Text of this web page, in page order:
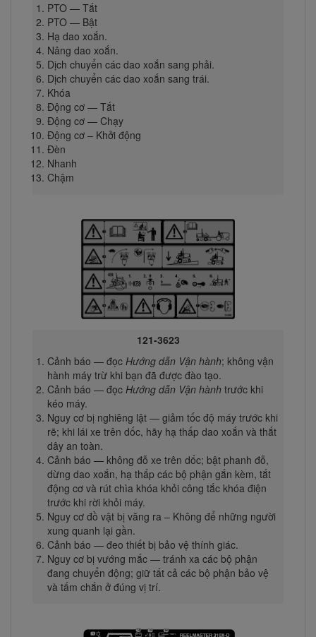
PTO — Tắt
PTO — Bật
Hạ dao xoắn.
Nâng dao xoắn.
Dịch chuyển các dao xoắn sang phải.
Dịch chuyển các dao xoắn sang trái.
Khóa
Động cơ — Tắt
Động cơ — Chạy
Động cơ – Khởi động
Đèn
Nhanh
Chậm
121-3623
Cảnh báo — đọc Hướng dẫn Vận hành; không vận
hành máy trừ khi bạn đã được đào tạo.
Cảnh báo — đọc Hướng dẫn Vận hànhtrước khi
kéo máy.
Nguy cơ bị nghiêng lật — giảm tốc độ máy trước khi
rẽ; khi lái xe trên dốc, hãy hạ thấp dao xoắn và thắt
dây an toàn.
Cảnh báo — không đỗ xe trên dốc; bật phanh đỗ,
dừng dao xoắn, hạ thấp các bộ phận gắn kèm, tắt
động cơ và rút chìa khóa khỏi công tắc khóa điện
trước khi rời khỏi máy.
Nguy cơ đồ vật bị văng ra – Không để những người
xung quanh lại gần.
Cảnh báo — đeo thiết bị bảo vệ thính giác.
Nguy cơ bị vướng mắc — tránh xa các bộ phận
đang chuyển động; giữ tất cả các bộ phận bảo vệ
và tấm chắn ở đúng vị trí.